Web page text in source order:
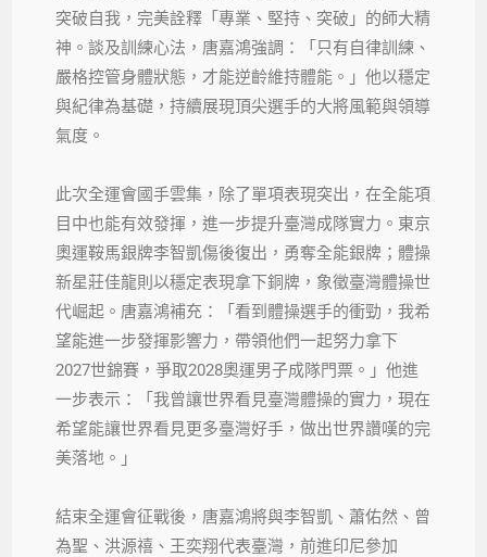
突破自我，完美詮釋「專業、堅持、突破」的師大精
神。談及訓練心法，唐嘉鴻強調：「只有自律訓練、
嚴格控管身體狀態，才能逆齡維持體能。」他以穩定
與紀律為基礎，持續展現頂尖選手的大將風範與領導
氣度。
此次全運會國手雲集，除了單項表現突出，在全能項
目中也能有效發揮，進一步提升臺灣成隊實力。東京
奧運鞍馬銀牌李智凱傷後復出，勇奪全能銀牌；體操
新星莊佳龍則以穩定表現拿下銅牌，象徵臺灣體操世
代崛起。唐嘉鴻補充：「看到體操選手的衝勁，我希
望能進一步發揮影響力，帶領他們一起努力拿下
2027世錦賽，爭取2028奧運男子成隊門票。」他進
一步表示：「我曾讓世界看見臺灣體操的實力，現在
希望能讓世界看見更多臺灣好手，做出世界讚嘆的完
美落地。」
結束全運會征戰後，唐嘉鴻將與李智凱、蕭佑然、曾
為聖、洪源禧、王奕翔代表臺灣，前進印尼參加